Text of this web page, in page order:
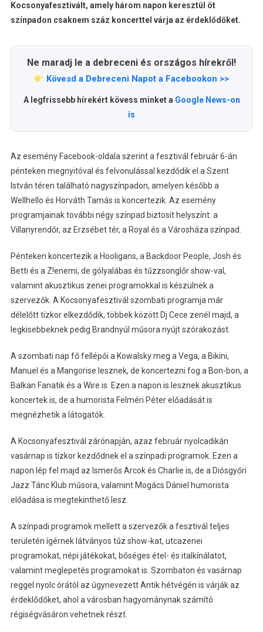
Kocsonyafesztivált, amely három napon keresztül öt
színpadon csaknem száz koncerttel várja az érdeklődőket.
Ne maradj le a debreceni és országos hírekről!
Kövesd a Debreceni Napot a Facebookon >>
A legfrissebb hírekért kövess minket a Google News-on
is
Az esemény Facebook-oldala szerint a fesztivál február 6-án
pénteken megnyitóval és felvonulással kezdődik el a Szent
István téren található nagyszínpadon, amelyen később a
Wellhello és Horváth Tamás is koncertezik. Az esemény
programjainak további négy színpad biztosít helyszínt: a
Villanyrendőr, az Erzsébet tér, a Royal és a Városháza színpad.
Pénteken koncertezik a Hooligans, a Backdoor People, Josh és
Betti és a Z!enemi, de gólyalábas és tűzzsonglőr show-val,
valamint akusztikus zenei programokkal is készülnek a
szervezők. A Kocsonyafesztivál szombati programja már
délelőtt tízkor elkezdődik, többek között Dj Cece zenél majd, a
legkisebbeknek pedig Brandnyúl műsora nyújt szórakozást.
A szombati nap fő fellépői a Kowalsky meg a Vega, a Bikini,
Manuel és a Mangorise lesznek, de koncertezni fog a Bon-bon, a
Balkan Fanatik és a Wire is. Ezen a napon is lesznek akusztikus
koncertek is, de a humorista Felméri Péter előadását is
megnézhetik a látogatók.
A Kocsonyafesztivál zárónapján, azaz február nyolcadikán
vasárnap is tízkor kezdődnek el a színpadi programok. Ezen a
napon lép fel majd az Ismerős Arcok és Charlie is, de a Diósgyőri
Jazz Tánc Klub műsora, valamint Mogács Dániel humorista
előadása is megtekinthető lesz.
A színpadi programok mellett a szervezők a fesztivál teljes
területén ígérnek látványos tűz show-kat, utcazenei
programokat, népi játékokat, bőséges étel- és italkínálatot,
valamint meglepetés programokat is. Szombaton és vasárnap
reggel nyolc órától az úgynevezett Antik hétvégén is várják az
érdeklődőket, ahol a városban hagyománynak számító
régiségvásáron vehetnek részt.